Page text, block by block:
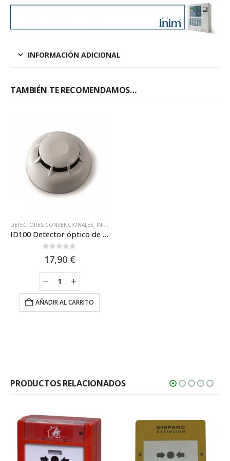
INFORMACIÓN ADICIONAL
TAMBIÉN TE RECOMENDAMOS…
DETECTORES CONVENCIONALES, INIM ELECTRONICS
ID100 Detector óptico de humo convencional Inim
17,90 €
AÑADIR AL CARRITO
PRODUCTOS RELACIONADOS